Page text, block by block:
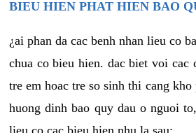
BIEU HIEN PHAT HIEN BAO
¿ai phan da cac benh nhan lieu co
chua co bieu hien. dac biet voi cac
tre em hoac tre so sinh thi cang
huong dinh bao quy dau o nguoi